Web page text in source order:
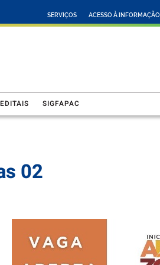
SERVIÇOS ACESSO À INFORMAÇÃO
EDITAIS SIGFAPAC
02